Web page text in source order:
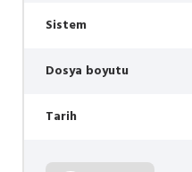
Sistem
Dosya boyutu
Tarih